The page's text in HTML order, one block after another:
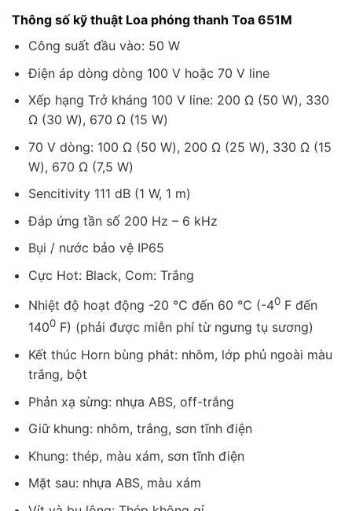
Thông số kỹ thuật Loa phóng thanh Toa 651M
Công suất đầu vào: 50 W
Điện áp dòng dòng 100 V hoặc 70 V line
Xếp hạng Trở kháng 100 V line: 200 Ω (50 W), 330
Ω (30 W), 670 Ω (15 W)
70 V dòng: 100 Ω (50 W), 200 Ω (25 W), 330 Ω (15
W), 670 Ω (7,5 W)
Sencitivity 111 dB (1 W, 1 m)
Đáp ứng tần số 200 Hz – 6 kHz
Bụi / nước bảo vệ IP65
Cực Hot: Black, Com: Trắng
Nhiệt độ hoạt động -20 ℃ đến 60 ℃ (-40F đến
1400F) (phải được miễn phí từ ngưng tụ sương)
Kết thúc Horn bùng phát: nhôm, lớp phủ ngoài màu
trắng, bột
Phản xạ sừng: nhựa ABS, off-trắng
Giữ khung: nhôm, trắng, sơn tĩnh điện
Khung: thép, màu xám, sơn tĩnh điện
Mặt sau: nhựa ABS, màu xám